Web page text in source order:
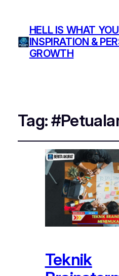
HELL IS WHAT
INSPIRATION &
GROWTH
Tag:
Teknik